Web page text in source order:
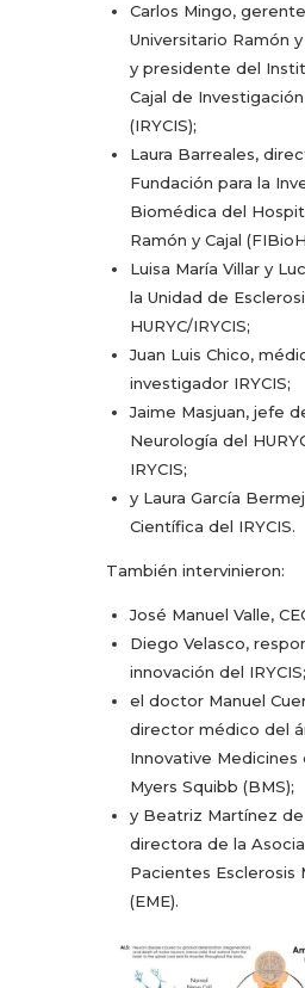
Carlos Mingo,
Universitario Ramón y
y presidente del
Cajal de
(IRYCIS);
Laura Barreales,
Fundación para la
Biomédica del
Ramón y Cajal
Luisa María Villar y
la Unidad de
HURYC/IRYCIS;
Juan Luis Chico,
investigador IRYCIS;
Jaime Masjuan, jefe
Neurología del
IRYCIS;
y Laura García
Científica del IRYCIS.
También intervinieron:
José Manuel Valle,
Diego Velasco,
innovación del IRYCIS;
el doctor Manuel
director médico del
Innovative Medicines
Myers Squibb (BMS);
y Beatriz Martínez de
directora de la
Pacientes Esclerosis
(EME).